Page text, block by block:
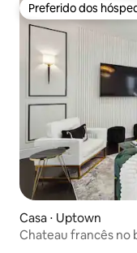
Preferido dos
Preferido dos
Casa ⋅ Uptown
Chateau francês no